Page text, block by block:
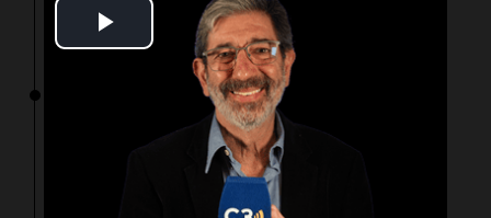
Video
millones para cancelar proyectos eólicos en
alta mar
Último día para obtener hasta $400 de
descuento en entradas para TechCrunch